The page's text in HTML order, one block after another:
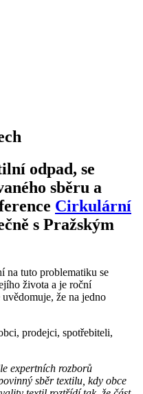
odpad, se
sběru a
Cirkulární
s Pražským
na tuto problematiku se
života a je roční
že na jedno
prodejci, spotřebiteli,
expertních rozborů
sběr textilu, kdy obce